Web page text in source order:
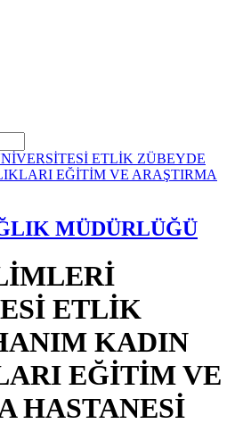
MÜDÜRLÜĞÜ
ETLİK
KADIN
EĞİTİM VE
HASTANESİ